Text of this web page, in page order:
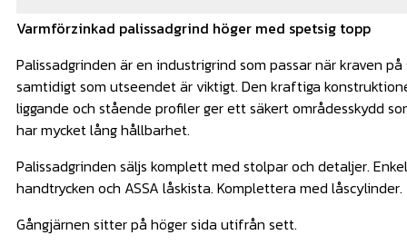
Varmförzinkad palissadgrind höger med spetsig topp
Palissadgrinden är en industrigrind som passar när kraven
samtidigt som utseendet är viktigt. Den kraftiga
liggande och stående profiler ger ett säkert områdesskydd
har mycket lång hållbarhet.
Palissadgrinden säljs komplett med stolpar och detaljer.
handtrycken och ASSA låskista. Komplettera med låscylinder.
Gångjärnen sitter på höger sida utifrån sett.